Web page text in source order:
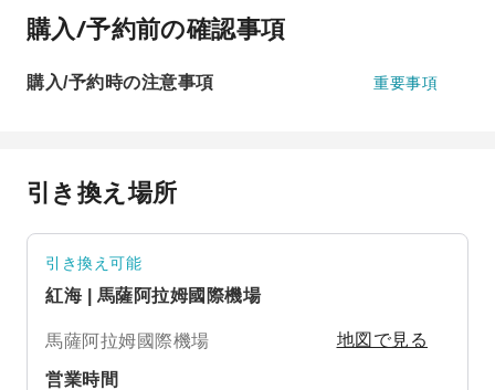
購入/予約前の確認事項
購入/予約時の注意事項 重要事項
引き換え場所
引き換え可能
紅海 | 馬薩阿拉姆國際機場
馬薩阿拉姆國際機場 地図で見る
営業時間